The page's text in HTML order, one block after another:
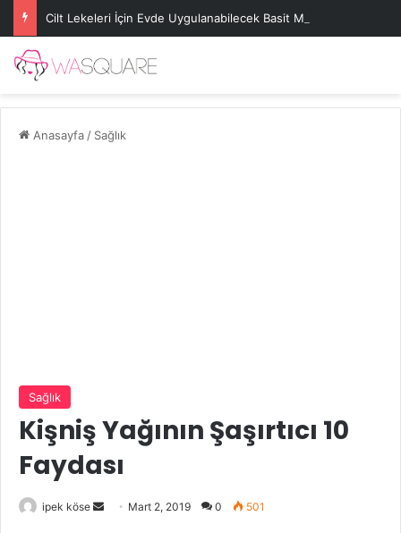
Cilt Lekeleri İçin Evde Uygulanabilecek Basit Maskeler
Anasayfa/ Sağlık
Sağlık
Kişniş Yağının Şaşırtıcı 10
Faydası
ipek köse
Bir
Mart 2, 2019 0 501